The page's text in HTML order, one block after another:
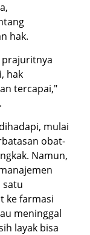
hak.
prajuritnya
hak
tercapai,"
mulai
obat-
Namun,
satu
ke farmasi
meninggal
layak bisa